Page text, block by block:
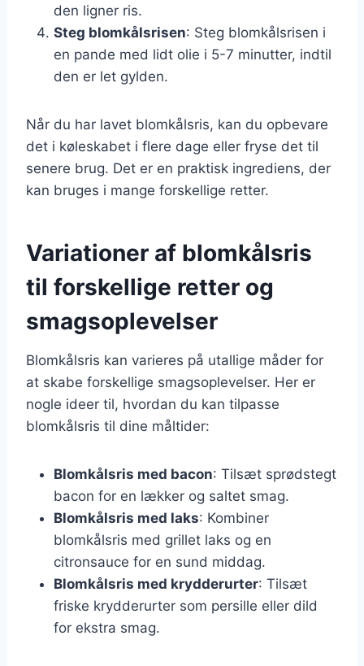
den ligner ris.
Steg blomkålsrisen: Steg blomkålsrisen i
en pande med lidt olie i 5-7 minutter, indtil
den er let gylden.
Når du har lavet blomkålsris, kan du opbevare
det i køleskabet i flere dage eller fryse det til
senere brug. Det er en praktisk ingrediens, der
kan bruges i mange forskellige retter.
Variationer af blomkålsris
til forskellige retter og
smagsoplevelser
Blomkålsris kan varieres på utallige måder for
at skabe forskellige smagsoplevelser. Her er
nogle ideer til, hvordan du kan tilpasse
blomkålsris til dine måltider:
Blomkålsris med bacon: Tilsæt sprødstegt
bacon for en lækker og saltet smag.
Blomkålsris med laks: Kombiner
blomkålsris med grillet laks og en
citronsauce for en sund middag.
Blomkålsris med krydderurter: Tilsæt
friske krydderurter som persille eller dild
for ekstra smag.